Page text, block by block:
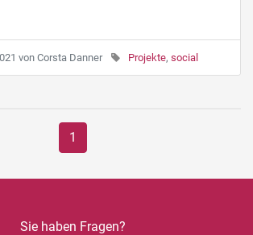
von Corsta Danner Projekte, social
1
Sie haben Fragen?